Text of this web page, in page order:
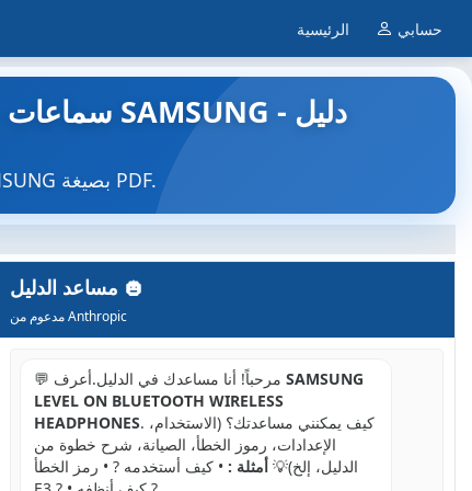
الرئيسية حسابي
ابحث عن دليل الجهاز مجاناً LEVEL ON BLUETOOTH WIRELESS HEADPHONES SAMSUNG بصيغة PDF.
مدعوم من Anthropic
💬 مرحباً! أنا مساعدك في الدليل.أعرف SAMSUNG
LEVEL ON BLUETOOTH WIRELESS
HEADPHONES. كيف يمكنني مساعدتك؟ (الاستخدام،
الإعدادات، رموز الخطأ، الصيانة، شرح خطوة من
الدليل، إلخ)💡 أمثلة : • كيف أستخدمه ? • رمز الخطأ